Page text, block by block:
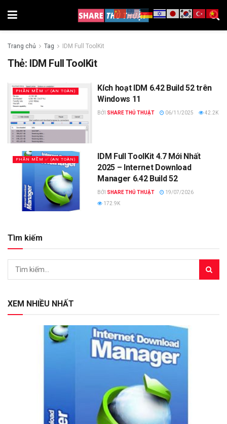
Trang chủ Tag IDM Full ToolKit
Thẻ: IDM Full ToolKit
PHẦN MỀM ✅ (AN TOÀN)
Kích hoạt IDM 6.42 Build 52 trên
Windows 11
BỞI SHARE THỦ THUẬT 06/11/2025 42.2K
PHẦN MỀM ✅ (AN TOÀN)
IDM Full ToolKit 4.7 Mới Nhất
2025 – Internet Download
Manager 6.42 Build 52
BỞI SHARE THỦ THUẬT
19/07/2026
172.9K
Tìm kiếm
XEM NHIỀU NHẤT